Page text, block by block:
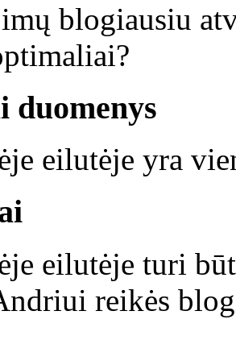
blogiausiu
duomenys
eilutėje yra
eilutėje turi
reikės